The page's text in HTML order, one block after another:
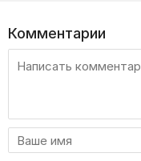
Комментарии